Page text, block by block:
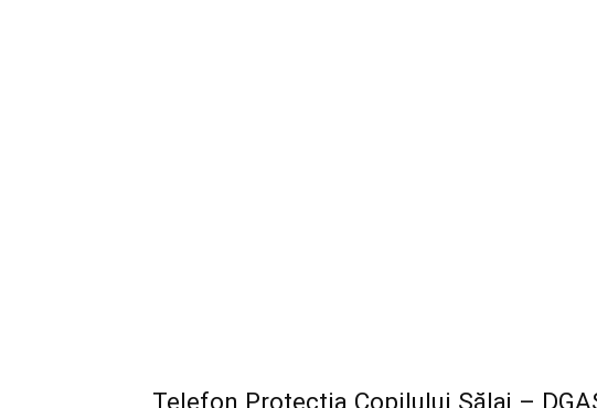
Telefon Protectia Copilului Sălaj –